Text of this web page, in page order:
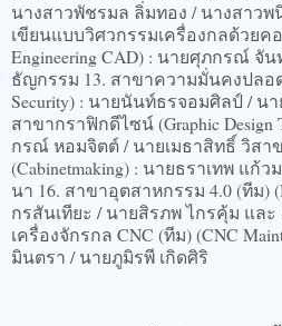
นางสาวพัชรมล ลิ่มทอง / นางสาว
เขียนแบบวิศวกรรมเครื่องกลด้วยคอ
Engineering CAD) : นายศุภกรณ์ จั
ธัญกรรม 13. สาขาความมั่นคงปลอ
Security) : นายนันท์ธรจอมศิลป์ / น
สาขากราฟิกดีไซน์ (Graphic
กรณ์ หอมจิตต์ / นายเมธาสิทธิ์ วิสา
(Cabinetmaking) : นายธราเทพ แก้
นา 16. สาขาอุตสาหกรรม 4.0 (ทีม)
กรสันเทียะ / นายสิรภพ ไกรคุ้ม แล
เครื่องจักรกล CNC (ทีม) (CNC
มินตรา / นายภูมิรพี เกิดศิริ